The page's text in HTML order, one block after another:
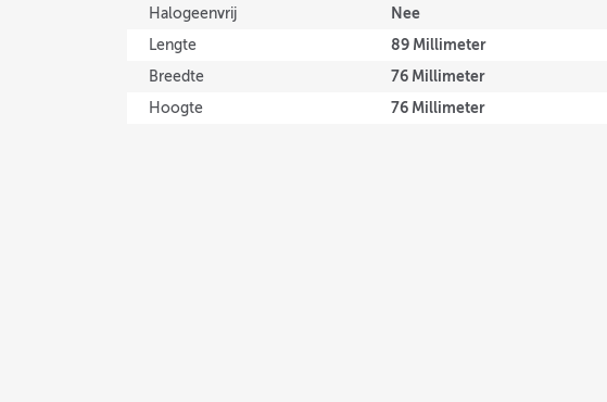
Halogeenvrij Nee
Lengte 89 Millimeter
Breedte 76 Millimeter
Hoogte 76 Millimeter